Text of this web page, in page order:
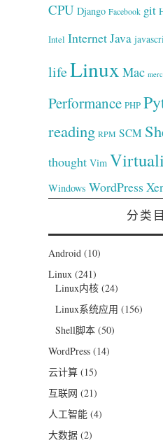
CPU Django Facebook git
Intel InternetJava
lifeLinux Mac
Performance PHP
reading RPM SCM
thought Vim
Windows WordPress
分类
Android(10)
Linux(241)
Linux内核(24)
Linux系统应用 (156)
Shell脚本(50)
WordPress(14)
云计算(15)
互联网 (21)
人工智能(4)
大数据(2)